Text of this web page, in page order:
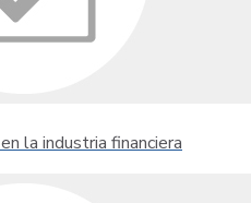
la industria financiera